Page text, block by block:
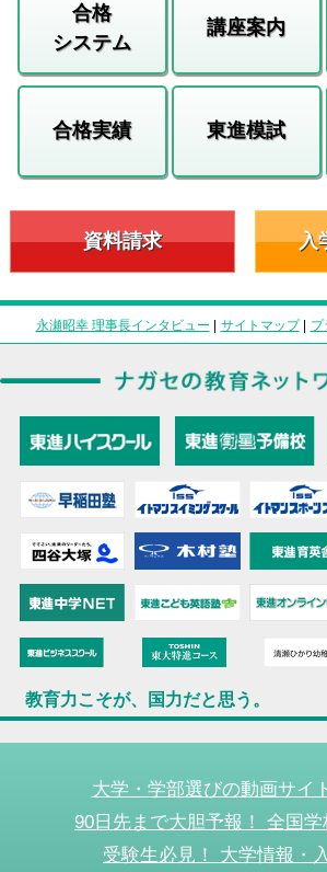
合格
システム
講座案内
合格実績 東進模試
資料請求 入
永瀬昭幸 理事長インタビュー | サイトマップ| プ
教育力こそが、国力だと思う。
大学・学部選びの動画サイ
90日先まで大胆予報！ 全国
受験生必見！ 大学情報・